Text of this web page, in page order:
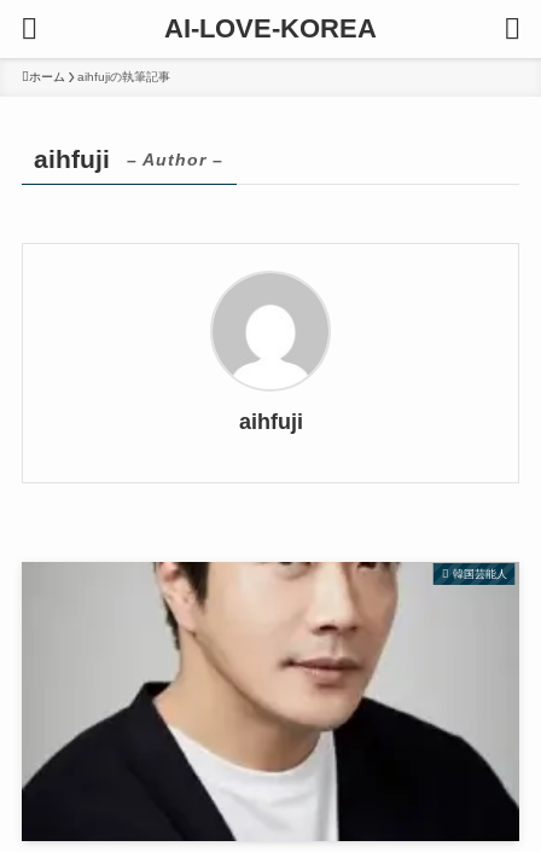
AI-LOVE-KOREA
ホーム aihfujiの執筆記事
aihfuji – Author –
aihfuji
韓国芸能人